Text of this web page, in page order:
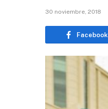
30 noviembre, 2018
Facebook